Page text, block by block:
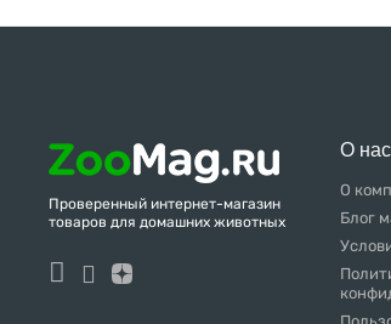
Проверенный интернет-магазин
товаров для домашних животных
О нас
О
Блог